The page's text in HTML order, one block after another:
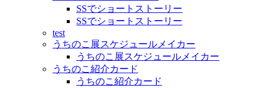
SSでショートストーリー
SSでショートストーリー
test
うちのこ展スケジュールメイカー
うちのこ展スケジュールメイカー
うちのこ紹介カード
うちのこ紹介カード